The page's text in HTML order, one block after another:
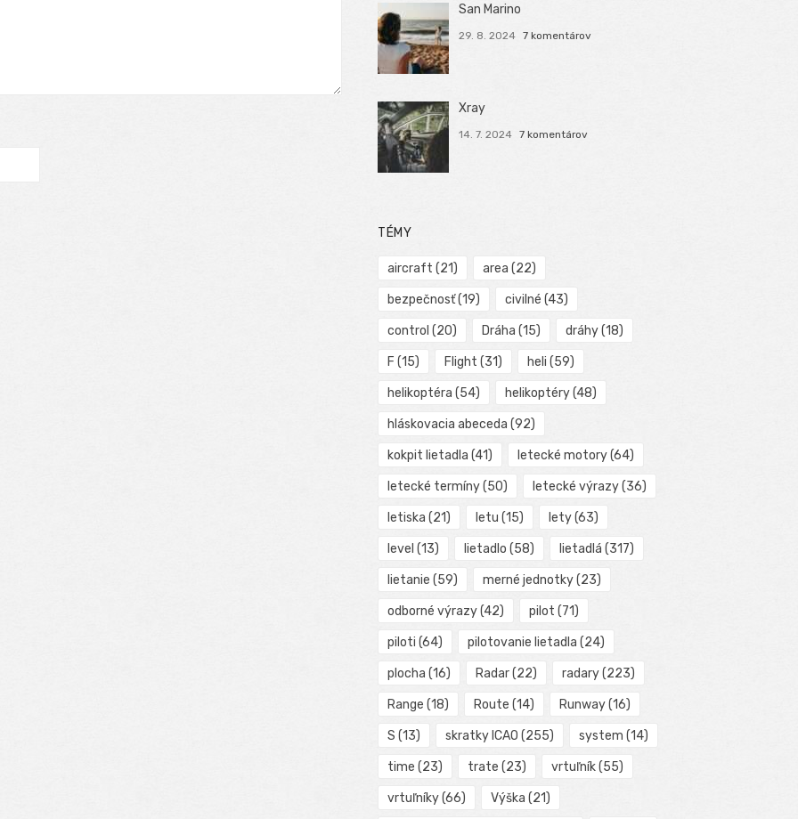
San Marino
29. 8. 2024 7 komentárov
Xray
14. 7. 2024 7 komentárov
TÉMY
aircraft (21) area (22)
bezpečnosť(19) civilné (43)
control (20) Dráha (15) dráhy(18)
F (15) Flight (31) heli (59)
helikoptéra (54) helikoptéry(48)
hláskovacia abeceda (92)
kokpit lietadla (41) letecké motory(64)
letecké termíny(50) letecké výrazy(36)
letiska (21) letu (15) lety(63)
level (13) lietadlo (58) lietadlá (317)
lietanie (59) merné jednotky(23)
odborné výrazy(42) pilot (71)
piloti (64) pilotovanie lietadla (24)
plocha (16) Radar(22) radary(223)
Range (18) Route (14) Runway(16)
S (13) skratky ICAO (255) system (14)
time (23) trate (23) vrtuľník(55)
vrtuľníky(66) Výška (21)